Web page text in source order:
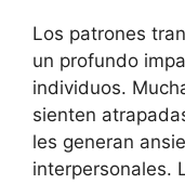
Los patrones
un profundo
individuos.
sienten
les generan
interpersonales.